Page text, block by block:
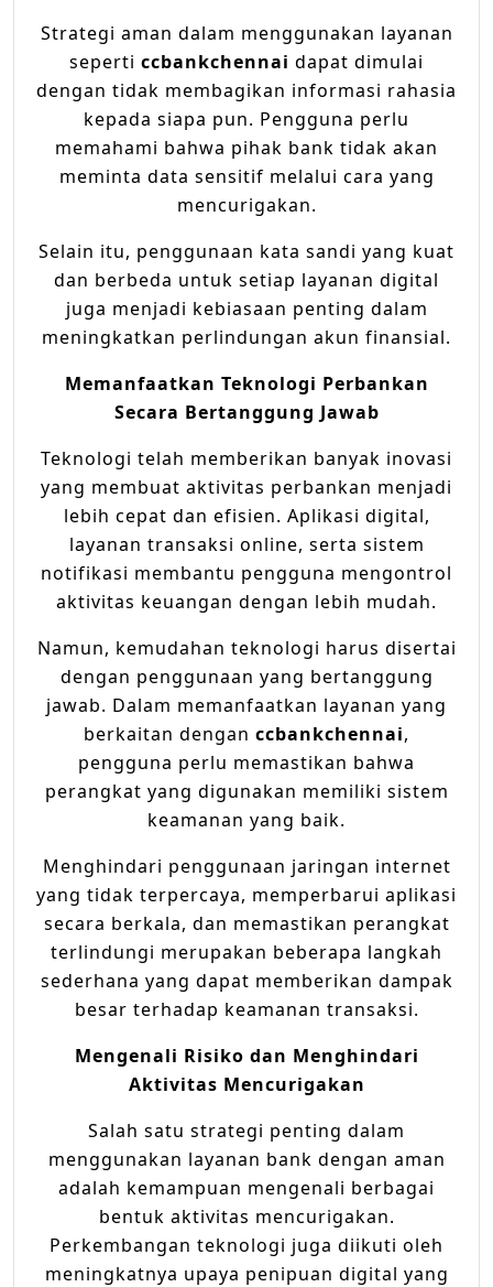
Strategi aman dalam menggunakan layanan
seperti ccbankchennai dapat dimulai
dengan tidak membagikan informasi rahasia
kepada siapa pun. Pengguna perlu
memahami bahwa pihak bank tidak akan
meminta data sensitif melalui cara yang
mencurigakan.
Selain itu, penggunaan kata sandi yang kuat
dan berbeda untuk setiap layanan digital
juga menjadi kebiasaan penting dalam
meningkatkan perlindungan akun finansial.
Memanfaatkan Teknologi Perbankan
Secara Bertanggung Jawab
Teknologi telah memberikan banyak inovasi
yang membuat aktivitas perbankan menjadi
lebih cepat dan efisien. Aplikasi digital,
layanan transaksi online, serta sistem
notifikasi membantu pengguna mengontrol
aktivitas keuangan dengan lebih mudah.
Namun, kemudahan teknologi harus disertai
dengan penggunaan yang bertanggung
jawab. Dalam memanfaatkan layanan yang
berkaitan dengan ccbankchennai,
pengguna perlu memastikan bahwa
perangkat yang digunakan memiliki sistem
keamanan yang baik.
Menghindari penggunaan jaringan internet
yang tidak terpercaya, memperbarui aplikasi
secara berkala, dan memastikan perangkat
terlindungi merupakan beberapa langkah
sederhana yang dapat memberikan dampak
besar terhadap keamanan transaksi.
Mengenali Risiko dan Menghindari
Aktivitas Mencurigakan
Salah satu strategi penting dalam
menggunakan layanan bank dengan aman
adalah kemampuan mengenali berbagai
bentuk aktivitas mencurigakan.
Perkembangan teknologi juga diikuti oleh
meningkatnya upaya penipuan digital yang